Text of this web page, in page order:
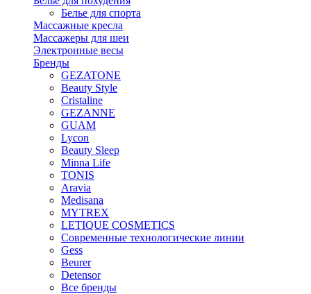
Белье для спорта
Массажные кресла
Массажеры для шеи
Электронные весы
Бренды
GEZATONE
Beauty Style
Cristaline
GEZANNE
GUAM
Lycon
Beauty Sleep
Minna Life
TONIS
Aravia
Medisana
MYTREX
LETIQUE COSMETICS
Современные технологические линии
Gess
Beurer
Detensor
Все бренды